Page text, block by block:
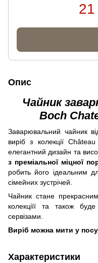
21
Опис
Чайник
Boch
Заварювальний чайник
виріб з колекції
елегантний дизайн та
з преміальної міцної
робить його ідеальним
сімейних зустрічей.
Чайник стане
колекціїї та також
сервізами.
Виріб можна мити у
Характеристики